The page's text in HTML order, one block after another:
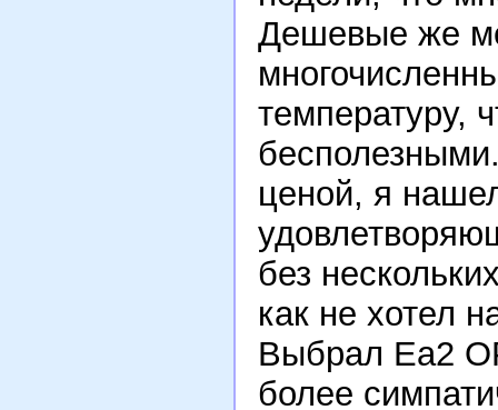
Дешевые же
температуру,
ценой, я
без
как не хотел
Выбрал Ea2
более